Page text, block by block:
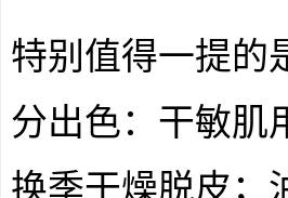
特别值得一提的
分出色：干敏肌
换季干燥脱皮；